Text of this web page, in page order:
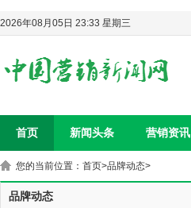
2026年08月05日 23:33 星期三
首页 新闻头条 营销资讯
您的当前位置： 首页>品牌动态>
品牌动态